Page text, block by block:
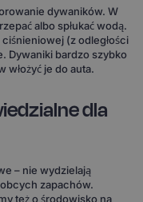
dywaników. W
albo spłukać wodą.
(z odległości
Dywaniki bardzo szybko
włożyć je do auta.
dla
– nie wydzielają
zapachów.
też o środowisko na